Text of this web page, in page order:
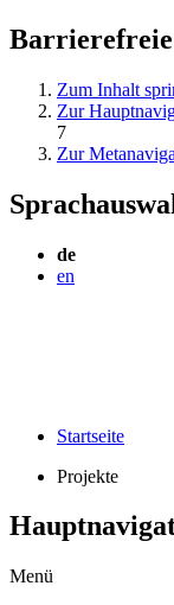
Barrierefreie
Zum Inhalt
Zur
7
Zur
de
en
Startseite
Projekte
Menü